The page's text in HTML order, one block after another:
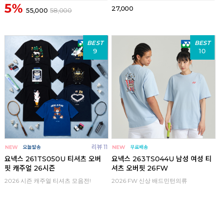
5% 55,000 58,000 27,000
BEST
9
리뷰 11
요넥스 261TS050U 티셔츠 오버
핏 캐주얼 26시즌
2026 시즌 캐주얼 티셔츠 모음전!
BEST
10
요넥스 263TS044U 남성 여성 티
셔츠 오버핏 26FW
2026 FW 신상 배드민턴의류